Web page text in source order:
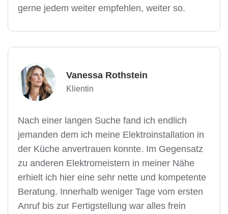
gerne jedem weiter empfehlen, weiter so.
Vanessa Rothstein
Klientin
Nach einer langen Suche fand ich endlich
jemanden dem ich meine Elektroinstallation in
der Küche anvertrauen konnte. Im Gegensatz
zu anderen Elektromeistern in meiner Nähe
erhielt ich hier eine sehr nette und kompetente
Beratung. Innerhalb weniger Tage vom ersten
Anruf bis zur Fertigstellung war alles frein